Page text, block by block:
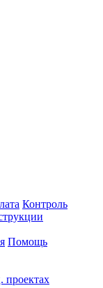
Контроль
Помощь
проектах